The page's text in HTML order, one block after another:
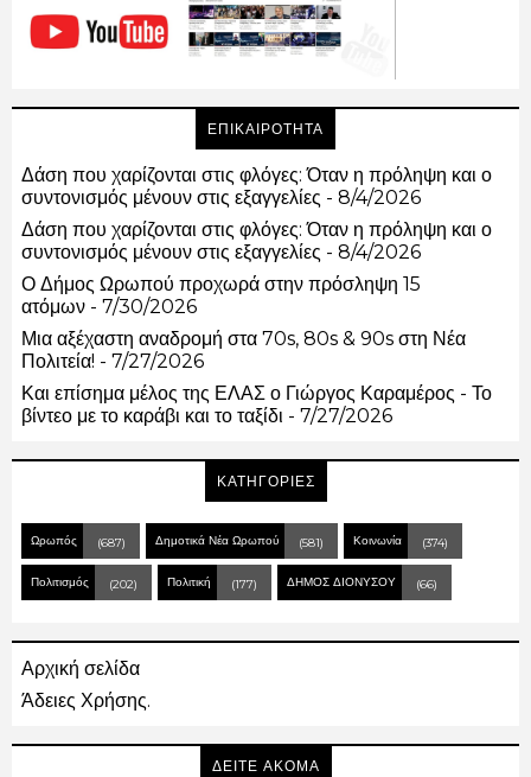
ΕΠΙΚΑΙΡΟΤΗΤΑ
Δάση που χαρίζονται στις φλόγες: Όταν η πρόληψη και ο
συντονισμός μένουν στις εξαγγελίες - 8/4/2026
Δάση που χαρίζονται στις φλόγες: Όταν η πρόληψη και ο
συντονισμός μένουν στις εξαγγελίες - 8/4/2026
Ο Δήμος Ωρωπού προχωρά στην πρόσληψη 15
ατόμων - 7/30/2026
Μια αξέχαστη αναδρομή στα 70s, 80s & 90s στη Νέα
Πολιτεία! - 7/27/2026
Και επίσημα μέλος της ΕΛΑΣ ο Γιώργος Καραμέρος - Το
βίντεο με το καράβι και το ταξίδι - 7/27/2026
ΚΑΤΗΓΟΡΙΕΣ
Ωρωπός (687) Δημοτικά Νέα Ωρωπού (581) Κοινωνία (374)
Πολιτισμός (202) Πολιτική (177) ΔΗΜΟΣ ΔΙΟΝΥΣΟΥ (66)
Αρχική σελίδα
Άδειες Χρήσης.
ΔΕΙΤΕ ΑΚΟΜΑ